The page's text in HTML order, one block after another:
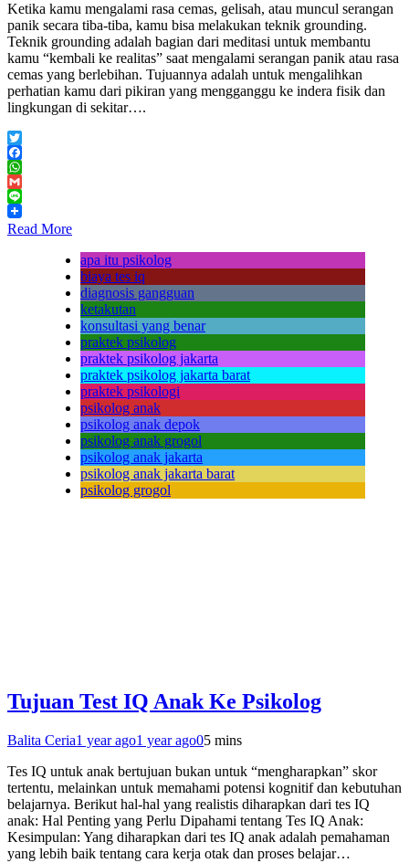
Ketika kamu mengalami rasa cemas, gelisah, atau muncul serangan
panik secara tiba-tiba, kamu bisa melakukan teknik grounding.
Teknik grounding adalah bagian dari meditasi untuk membantu
kamu “kembali ke realitas” saat mengalami serangan panik atau rasa
cemas yang berlebihan. Tujuannya adalah untuk mengalihkan
perhatian kamu dari pikiran yang mengganggu ke indera fisik dan
lingkungan di sekitar….
Twitter
Facebook
WhatsApp
Gmail
Line
Read More
apa itu psikolog
biaya tes iq
diagnosis gangguan
ketakutan
konsultasi yang benar
praktek psikolog
praktek psikolog jakarta
praktek psikolog jakarta barat
praktek psikologi
psikolog anak
psikolog anak depok
psikolog anak grogol
psikolog anak jakarta
psikolog anak jakarta barat
psikolog grogol
Tujuan Test IQ Anak Ke Psikolog
Balita Ceria1 year ago1 year ago05 mins
Tes IQ untuk anak bertujuan bukan untuk “mengharapkan” skor
tertentu, melainkan untuk memahami potensi kognitif dan kebutuhan
belajarnya. Berikut hal-hal yang realistis diharapkan dari tes IQ
anak: Hal Penting yang Perlu Dipahami tentang Tes IQ Anak:
Kesimpulan: Yang diharapkan dari tes IQ anak adalah pemahaman
yang lebih baik tentang cara kerja otak dan proses belajar…